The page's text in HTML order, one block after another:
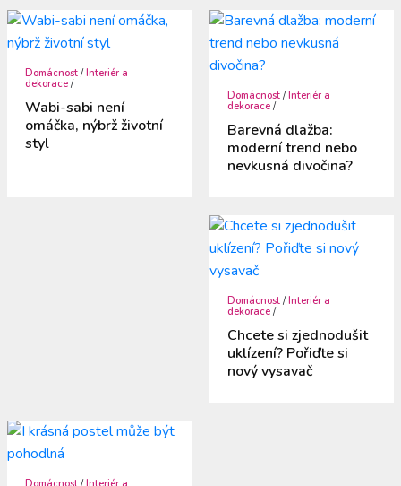
Domácnost /Interiér a
dekorace /
Wabi-sabi není
omáčka, nýbrž životní
styl
Domácnost /Interiér a
dekorace /
Barevná dlažba:
moderní trend nebo
nevkusná divočina?
Domácnost /Interiér a
dekorace /
Chcete si zjednodušit
uklízení? Pořiďte si
nový vysavač